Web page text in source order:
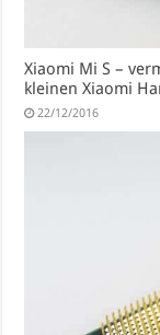
Xiaomi Mi S –
kleinen Xiaomi
22/12/2016